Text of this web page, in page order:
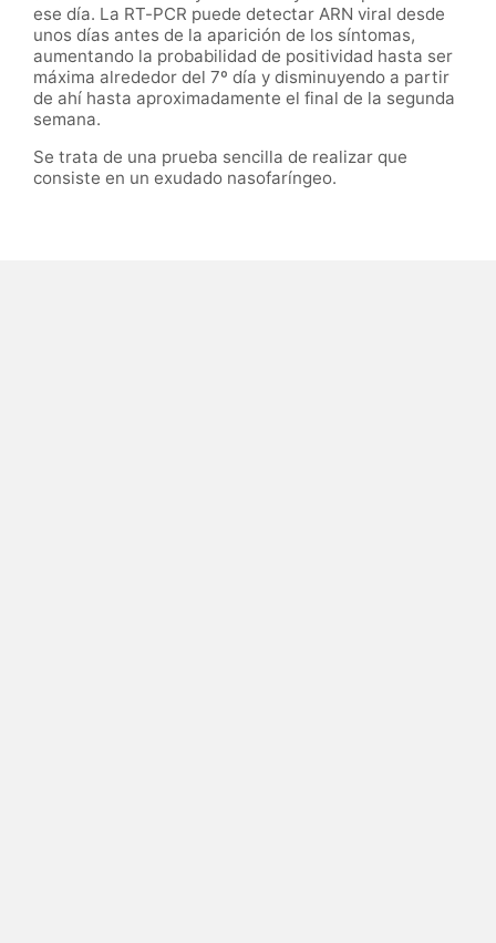
ese día. La RT-PCR puede detectar ARN viral desde
unos días antes de la aparición de los síntomas,
aumentando la probabilidad de positividad hasta ser
máxima alrededor del 7º día y disminuyendo a partir
de ahí hasta aproximadamente el final de la segunda
semana.
Se trata de una prueba sencilla de realizar que
consiste en un exudado nasofaríngeo.